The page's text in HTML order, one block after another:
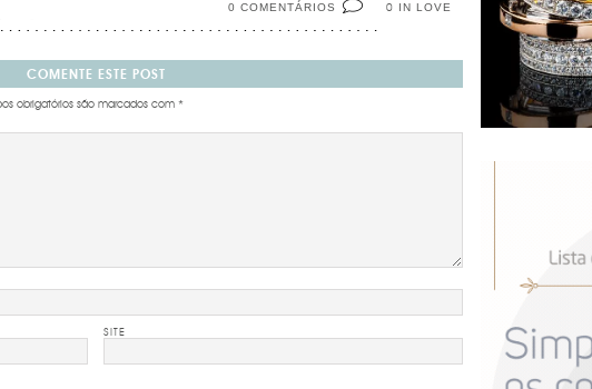
0 IN LOVE
0 COMENTÁRIOS
COMENTE ESTE POST
obrigatórios são marcados com *
SITE